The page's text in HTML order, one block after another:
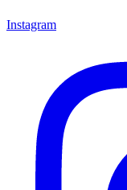
Instagram